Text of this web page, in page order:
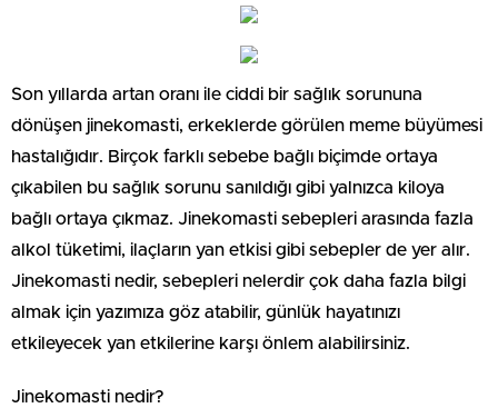
Son yıllarda artan oranı ile ciddi bir sağlık sorununa
dönüşen jinekomasti, erkeklerde görülen meme büyümesi
hastalığıdır. Birçok farklı sebebe bağlı biçimde ortaya
çıkabilen bu sağlık sorunu sanıldığı gibi yalnızca kiloya
bağlı ortaya çıkmaz. Jinekomasti sebepleri arasında fazla
alkol tüketimi, ilaçların yan etkisi gibi sebepler de yer alır.
Jinekomasti nedir, sebepleri nelerdir çok daha fazla bilgi
almak için yazımıza göz atabilir, günlük hayatınızı
etkileyecek yan etkilerine karşı önlem alabilirsiniz.
Jinekomasti nedir?